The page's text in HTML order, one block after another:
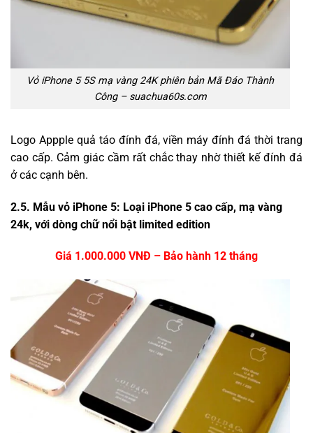
Vỏ iPhone 5 5S mạ vàng 24K phiên bản Mã Đáo Thành
Công – suachua60s.com
Logo Appple quả táo đính đá, viền máy đính đá thời trang
cao cấp. Cảm giác cầm rất chắc thay nhờ thiết kế đính đá
ở các cạnh bên.
2.5. Mẫu vỏ iPhone 5: Loại iPhone 5 cao cấp, mạ vàng
24k, với dòng chữ nổi bật limited edition
Giá 1.000.000 VNĐ – Bảo hành 12 tháng